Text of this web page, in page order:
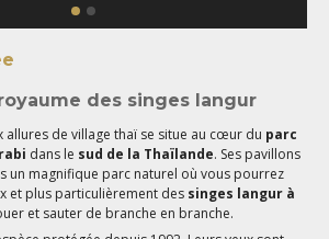
des singes langur
allures de village thaï se situe au cœur du parc
dans le sud de la Thaïlande. Ses pavillons
un magnifique parc naturel où vous pourrez
et plus particulièrement des singes langur à
et sauter de branche en branche.